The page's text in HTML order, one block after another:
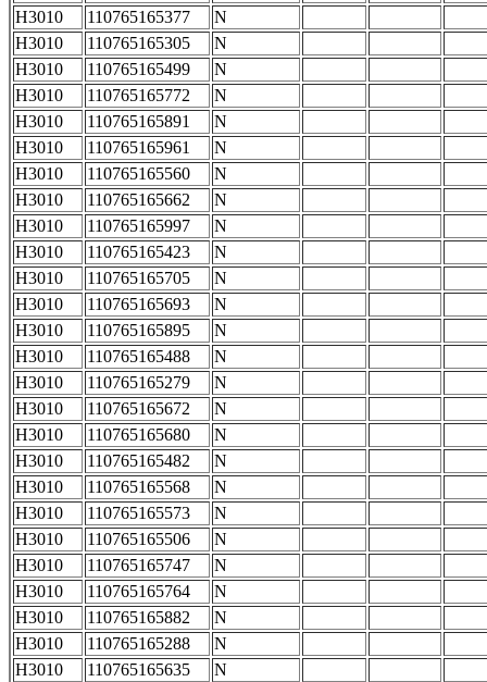
H3010 110765165377
N
H3010
110765165305
N
H3010
110765165499
N
H3010
110765165772
N
H3010
110765165891
N
H3010
110765165961
N
H3010
110765165560
N
H3010
110765165662
N
H3010
110765165997
N
H3010
110765165423
N
H3010
110765165705
N
H3010
110765165693
N
H3010
110765165895
N
H3010
110765165488
N
H3010
110765165279
N
H3010
110765165672
N
H3010
110765165680
N
H3010
110765165482
N
H3010
110765165568
N
H3010
110765165573
N
H3010
110765165506
N
H3010
110765165747
N
H3010
110765165764
N
H3010
110765165882
N
H3010
110765165288
N
H3010
110765165635
N